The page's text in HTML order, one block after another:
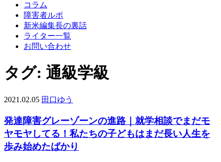
コラム
障害者ルポ
新米編集長の裏話
ライター一覧
お問い合わせ
タグ: 通級学級
2021.02.05 田口ゆう
発達障害グレーゾーンの進路｜就学相談でまだモ
ヤモヤしてる！私たちの子どもはまだ長い人生を
歩み始めたばかり